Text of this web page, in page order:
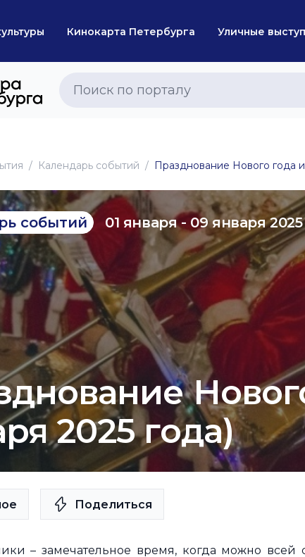
Кинокарта Петербурга Уличные
Календарь событий Празднование Нового года
событий 01 января - 09 января 2025
2025 года)
Поделиться
– замечательное время, когда можно всей